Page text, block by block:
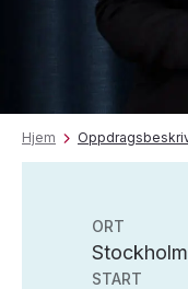
Hjem
ORT
START